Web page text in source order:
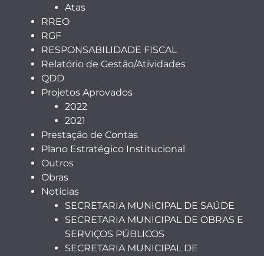
Atas
RREO
RGF
RESPONSABILIDADE FISCAL
Relatório de Gestão/Atividades
QDD
Projetos Aprovados
2022
2021
Prestação de Contas
Plano Estratégico Institucional
Outros
Obras
Notícias
SECRETARIA MUNICIPAL DE SAÚDE
SECRETARIA MUNICIPAL DE OBRAS E
SERVIÇOS PÚBLICOS
SECRETARIA MUNICIPAL DE